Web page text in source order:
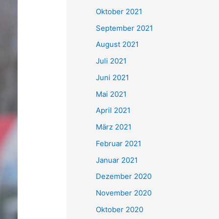
e
n
h
:
Oktober 2021
September 2021
August 2021
Juli 2021
Juni 2021
Mai 2021
April 2021
März 2021
Februar 2021
Januar 2021
Dezember 2020
November 2020
Oktober 2020